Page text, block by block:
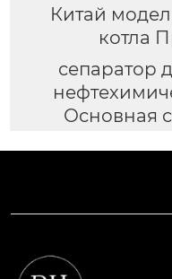
Китай
котла
сепаратор
Основная